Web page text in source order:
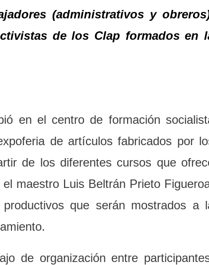
(administrativos y
de los Clap formados en
en el centro de formación
de artículos fabricados por
de los diferentes cursos que
maestro Luis Beltrán Prieto
que serán mostrados a
de organización entre